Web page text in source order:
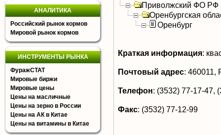
АНАЛИТИКА
Российский рынок кормов
Мировой рынок кормов
ИНСТРУМЕНТЫ РЫНКА
ФуражСТАТ
Мировые биржи
Мировые цены
Цены на масличные
Цены на зерно в России
Цены на АК в Китае
Цены на витамины в Китае
Приволжский ФО РФ
Оренбургская
Оренбург
Краткая информация:
Почтовый адрес: 460011,
Телефон: (3532) 77-17-47,
Факс: (3532) 77-12-99